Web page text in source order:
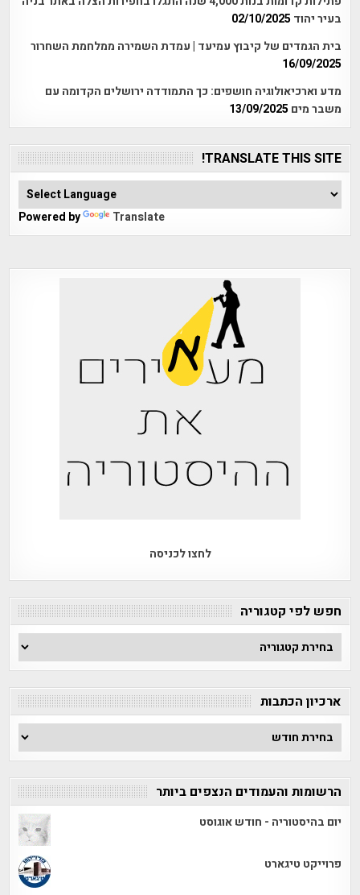
בעיר יהוד 02/10/2025
בית הגמדים של קיבוץ עמיעד | עמדת השמירה ממלחמת השחרור
16/09/2025
מדע וארכיאולוגיה חושפים: כך התמודדה ירושלים הקדומה עם
משבר מים 13/09/2025
TRANSLATE THIS SITE!
Powered by Translate
לחצו לכניסה
חפש לפי קטגוריה
חפש
לפי
ארכיון הכתבות
ארכיון
הכתבות
הרשומות והעמודים הנצפים ביותר
יום בהיסטוריה - חודש אוגוסט
פרוייקט טיגארט